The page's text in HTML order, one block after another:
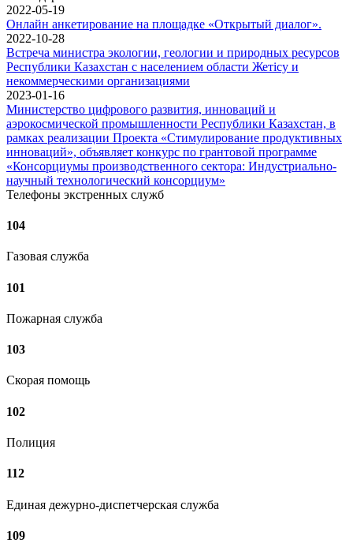
2022-05-19
Онлайн анкетирование на площадке «Открытый диалог».
2022-10-28
Встреча министра экологии, геологии и природных ресурсов
Республики Казахстан с населением области Жетісу и
некоммерческими организациями
2023-01-16
Министерство цифрового развития, инноваций и
аэрокосмической промышленности Республики Казахстан, в
рамках реализации Проекта «Стимулирование продуктивных
инноваций», объявляет конкурс по грантовой программе
«Консорциумы производственного сектора: Индустриально-
научный технологический консорциум»
Телефоны экстренных служб
104
Газовая служба
101
Пожарная служба
103
Скорая помощь
102
Полиция
112
Единая дежурно-диспетчерская служба
109